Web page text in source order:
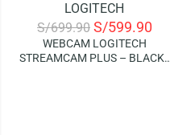
LOGITECH
S/699.90 S/599.90
WEBCAM LOGITECH
STREAMCAM PLUS – BLACK |